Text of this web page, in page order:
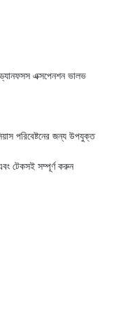
এক্সপেনশন ভালভ
পরিবেষ্টনের জন্য উপযুক্ত
টেকসই সম্পূর্ণ করুন